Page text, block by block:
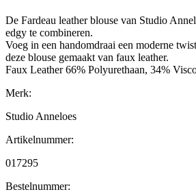
De Fardeau leather blouse van Studio
edgy te combineren.
Voeg in een handomdraai een moderne
deze blouse gemaakt van faux leather.
Faux Leather 66% Polyurethaan, 34%
Merk:
Studio Anneloes
Artikelnummer:
017295
Bestelnummer: